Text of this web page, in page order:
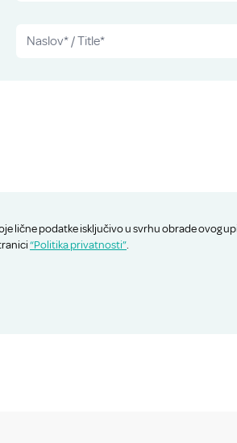
lične podatke isključivo u svrhu obrade ovog
“Politika privatnosti”.